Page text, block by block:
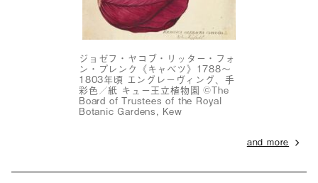
ジョゼフ・ヤコブ・リッター・フォ
ン・プレンク《キャベツ》1788～
1803年頃 エングレーヴィング、手
彩色／紙 キュー王立植物園 ©The
Board of Trustees of the Royal
Botanic Gardens, Kew
and more